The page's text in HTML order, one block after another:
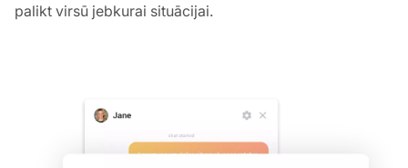
palikt virsū jebkurai situācijai.